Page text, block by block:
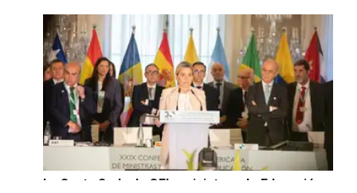
La Santa Sede, la OEI y ministros de Educación